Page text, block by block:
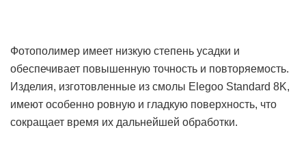
Фотополимер имеет низкую степень усадки и
обеспечивает повышенную точность и повторяемость.
Изделия, изготовленные из смолы Elegoo Standard 8K,
имеют особенно ровную и гладкую поверхность, что
сокращает время их дальнейшей обработки.